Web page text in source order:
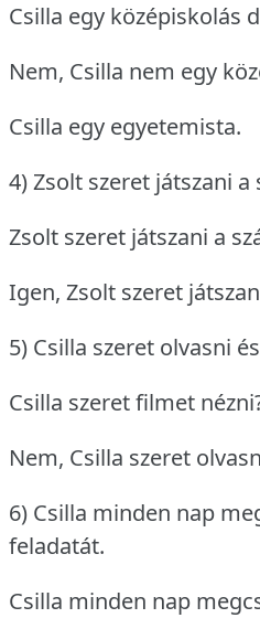
Csilla egy középiskolás
Nem, Csilla nem egy
Csilla egy egyetemista.
4) Zsolt szeret játszani
Zsolt szeret játszani a
Igen, Zsolt szeret
5) Csilla szeret olvasni
Csilla szeret filmet
Nem, Csilla szeret
6) Csilla minden nap
feladatát.
Csilla minden nap